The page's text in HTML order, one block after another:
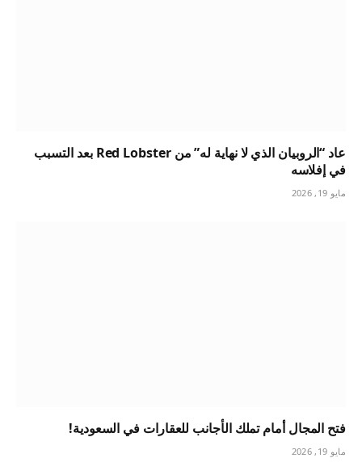
عاد “الروبيان الذي لا نهاية له” من Red Lobster بعد التسبب
في إفلاسه
مايو 19, 2026
فتح المجال أمام تملك الأجانب للعقارات في السعودية!
مايو 19, 2026